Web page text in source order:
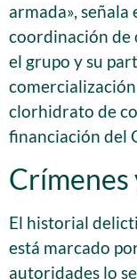
armada»,
coordinación de
el grupo y su
comercialización
clorhidrato de
financiación del
Crímenes
El historial
está marcado
autoridades lo